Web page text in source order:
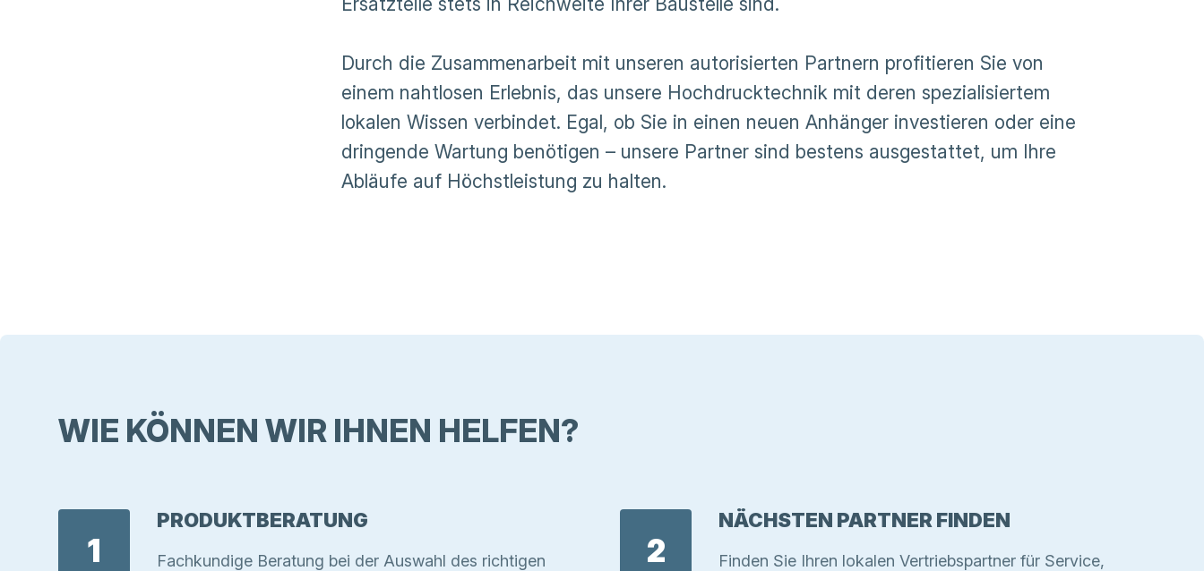
Durch die Zusammenarbeit mit unseren autorisierten Partnern profitieren Sie von
einem nahtlosen Erlebnis, das unsere Hochdrucktechnik mit deren spezialisiertem
lokalen Wissen verbindet. Egal, ob Sie in einen neuen Anhänger investieren oder eine
dringende Wartung benötigen – unsere Partner sind bestens ausgestattet, um Ihre
Abläufe auf Höchstleistung zu halten.
WIE KÖNNEN WIR IHNEN HELFEN?
1
PRODUKTBERATUNG
Fachkundige Beratung bei der Auswahl des richtigen
2
NÄCHSTEN PARTNER FINDEN
Finden Sie Ihren lokalen Vertriebspartner für Service,